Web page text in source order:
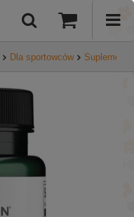
Dla sportowców